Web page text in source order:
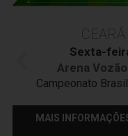
Sexta-
Arena
Campeonato
MAIS